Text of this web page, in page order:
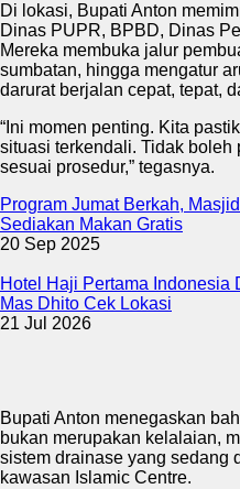
Di lokasi, Bupati Anton
Dinas PUPR, BPBD, Dinas
Mereka membuka jalur
sumbatan, hingga mengatur
darurat berjalan cepat, tepat,
“Ini momen penting. Kita
situasi terkendali. Tidak
sesuai prosedur,” tegasnya.
Program Jumat Berkah,
Sediakan Makan Gratis
20 Sep 2025
Hotel Haji Pertama Indonesia
Mas Dhito Cek Lokasi
21 Jul 2026
Bupati Anton menegaskan
bukan merupakan kelalaian,
sistem drainase yang sedang
kawasan Islamic Centre.